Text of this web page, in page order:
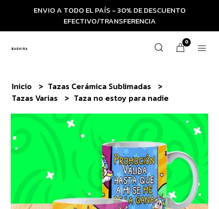
ENVIO A TODO EL PAÍS - 30% DE DESCUENTO
EFECTIVO/TRANSFERENCIA
0
Inicio
Tazas Cerámica Sublimadas
Tazas Varias
Taza no estoy para nadie